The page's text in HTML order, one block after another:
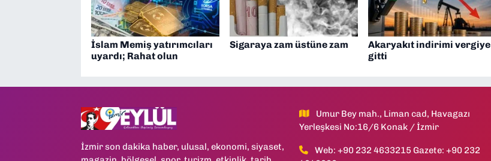
İslam Memiş yatırımcıları
uyardı; Rahat olun
Sigaraya zam üstüne zam
Akaryakıt indirimi vergiye
gitti
İzmir son dakika haber, ulusal, ekonomi, siyaset,
Umur Bey mah., Liman cad, Havagazı
Yerleşkesi No:16/6 Konak / İzmir
Web: +90 232 4633215 Gazete: +90 232